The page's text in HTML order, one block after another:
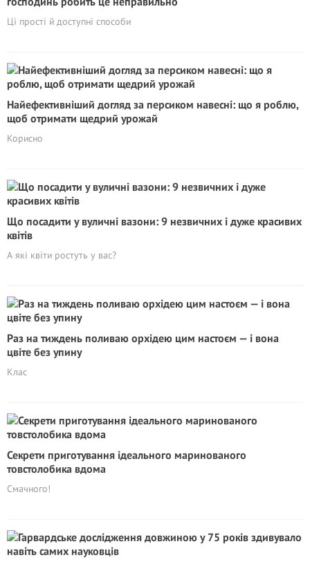
Ці прості й доступні способи
Найефективніший догляд за персиком навесні: що я роблю,
щоб отримати щедрий урожай
Корисно
Що посадити у вуличні вазони: 9 незвичних і дуже красивих
квітів
А які квіти ростуть у вас?
Раз на тиждень поливаю орхідею цим настоєм — і вона
цвіте без упину
Клас
Секрети приготування ідеального маринованого
товстолобика вдома
Смачного!